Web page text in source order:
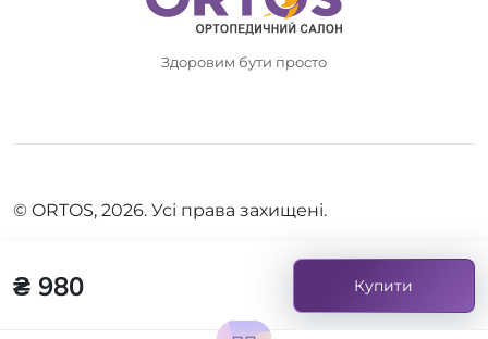
₴ 980 Купити
Здоровим бути просто
© ORTOS, 2026. Усі права захищені.